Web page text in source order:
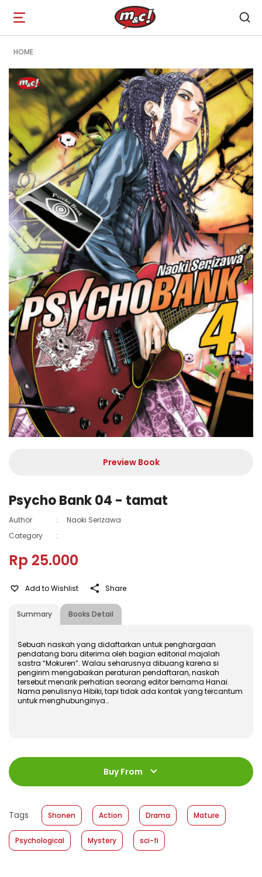
Open
navigation
HOME
Preview Book
Psycho Bank 04 - tamat
Author :
Naoki Serizawa
Category
:
Rp 25.000
Summary Books Detail
Add to Wishlist Share
Sebuah naskah yang didaftarkan untuk penghargaan
pendatang baru diterima oleh bagian editorial majalah
sastra “Mokuren”. Walau seharusnya dibuang karena si
pengirim mengabaikan peraturan pendaftaran, naskah
tersebut menarik perhatian seorang editor bernama Hanai.
Nama penulisnya Hibiki, tapi tidak ada kontak yang tercantum
untuk menghubunginya…
ISBN :
978-602-480-601-9
192 halaman
Size
:
11,4 x 17,2
Format
: Hardcover
Buy From
Tags Shonen Action Drama Mature
Psychological Mystery sci-fi